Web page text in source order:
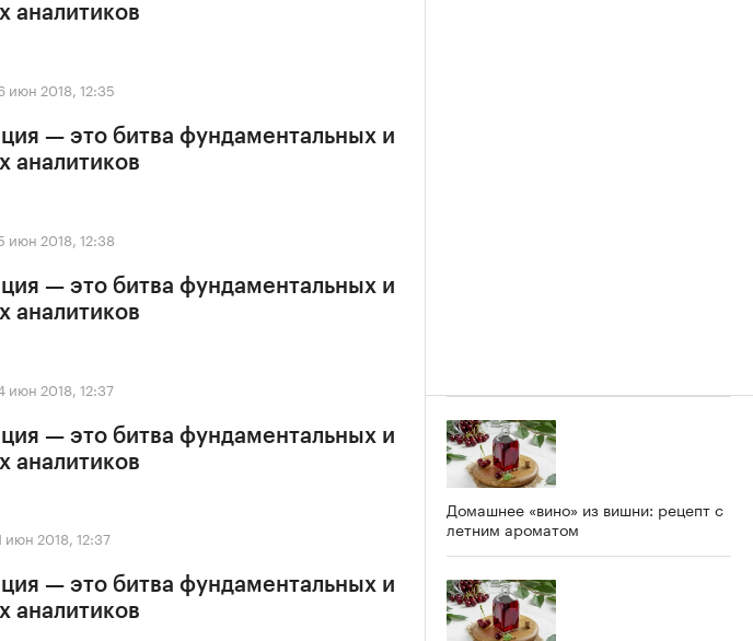
аналитиков
июн 2018, 12:35
— это битва фундаментальных и
аналитиков
июн 2018, 12:38
— это битва фундаментальных и
аналитиков
июн 2018, 12:37
— это битва фундаментальных и
аналитиков
июн 2018, 12:37
— это битва фундаментальных и
аналитиков
Домашнее «вино» из вишни: рецепт с
летним ароматом